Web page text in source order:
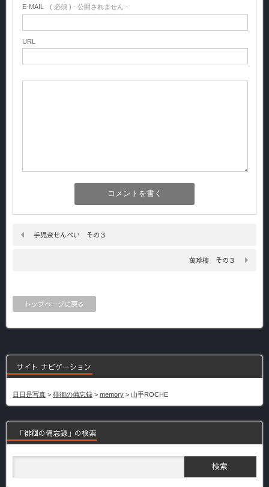
E-MAIL ( 必須 ) - 公開されません -
URL
手児奈せんべい その３
萬珍樓 その３
トップページに戻る
サイト ナビゲーション
日日是写真 > 徘徊の備忘録 > memory > 山手ROCHE
「徘徊の備忘録」の検索